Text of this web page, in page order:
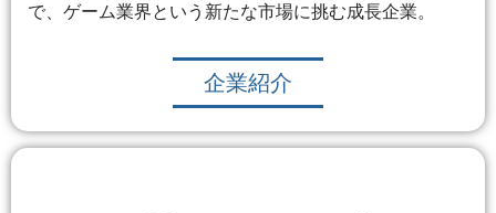
で、ゲーム業界という新たな市場に挑む成長企業。
企業紹介